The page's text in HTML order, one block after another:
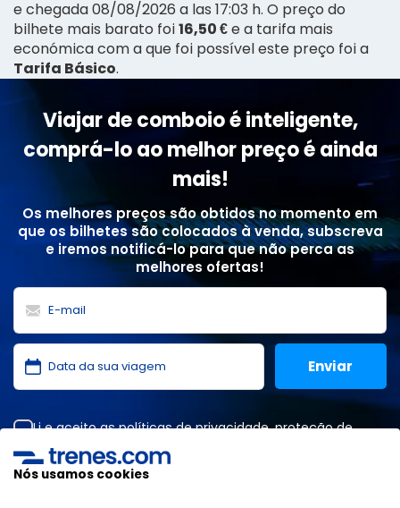
e chegada 08/08/2026 a las 17:03 h. O preço do
bilhete mais barato foi16,50 €e a tarifa mais
económica com a que foi possível este preço foi a
Tarifa Básico.
Viajar de comboio é inteligente,
comprá-lo ao melhor preço é ainda
mais!
Os melhores preços são obtidos no momento em
que os bilhetes são colocados à venda, subscreva
e iremos notificá-lo para que não perca as
melhores ofertas!
Li e aceito aspolíticas de privacidade,proteção de
dados
Nós usamos cookies